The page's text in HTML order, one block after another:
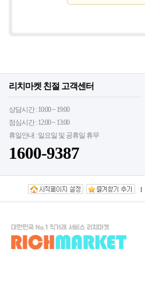
리치마켓 친절 고객센터
상담시간 : 10:00 ~ 19:00
점심시간 : 12:00 ~ 13:00
휴일안내 : 일요일 및 공휴일 휴무
1600-9387